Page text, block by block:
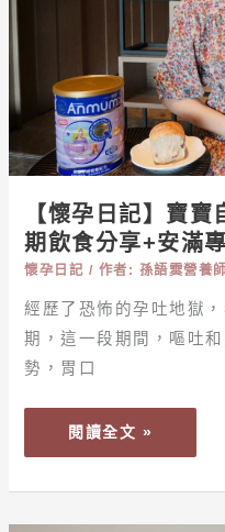
【懷孕日記】寶
期飲食分享+安滿
懷孕日記 / 作者: 孫語霙營養師
經歷了恐怖的孕吐地獄
期，這一段期間，嘔吐
勢，胃口
便
當
吃
完
孕
期
飲
食
分
+安
滿
專
孕
閱讀全文 »